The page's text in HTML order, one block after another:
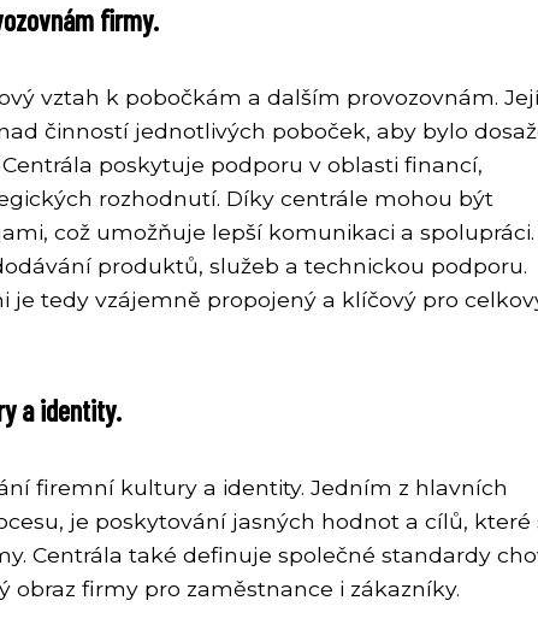
firmy.
vztah k pobočkám a dalším provozovnám.
činností jednotlivých poboček, aby bylo
poskytuje podporu v oblasti financí,
rozhodnutí. Díky centrále mohou být
což umožňuje lepší komunikaci a spolupráci.
produktů, služeb a technickou podporu.
tedy vzájemně propojený a klíčový pro
a identity.
firemní kultury a identity. Jedním z hlavních
je poskytování jasných hodnot a cílů, které
Centrála také definuje společné standardy
firmy pro zaměstnance i zákazníky.